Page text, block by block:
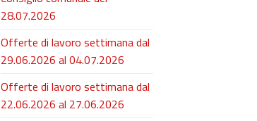
28.07.2026
Offerte di lavoro settimana dal
29.06.2026 al 04.07.2026
Offerte di lavoro settimana dal
22.06.2026 al 27.06.2026